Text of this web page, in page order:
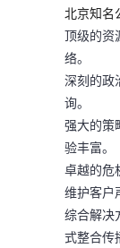
北京知名
顶级的资
络。
深刻的政
询。
强大的策
验丰富。
卓越的危
维护客户
综合解决
式整合传